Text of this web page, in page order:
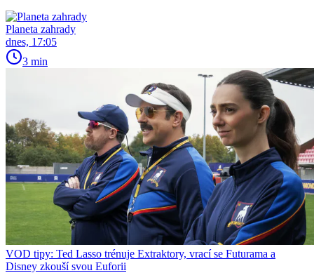
Planeta zahrady
dnes, 17:05
3 min
VOD tipy: Ted Lasso trénuje Extraktory, vrací se Futurama a
Disney zkouší svou Euforii